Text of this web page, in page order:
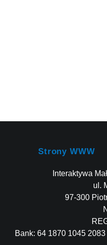
Strony WWW
Interaktywa
ul.
97-300
Bank: 64 1870 1045